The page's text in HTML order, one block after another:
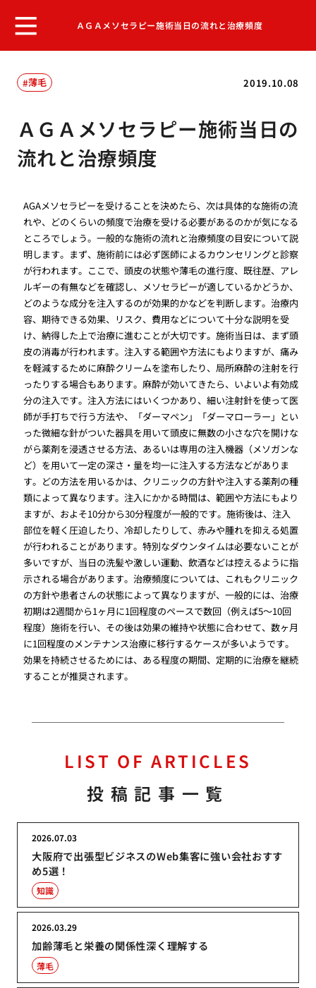
ＡＧＡメソセラピー施術当日の流れと治療頻度
2019.10.08
薄毛
ＡＧＡメソセラピー施術当日の
流れと治療頻度
AGAメソセラピーを受けることを決めたら、次は具体的な施術の流
れや、どのくらいの頻度で治療を受ける必要があるのかが気になる
ところでしょう。一般的な施術の流れと治療頻度の目安について説
明します。まず、施術前には必ず医師によるカウンセリングと診察
が行われます。ここで、頭皮の状態や薄毛の進行度、既往歴、アレ
ルギーの有無などを確認し、メソセラピーが適しているかどうか、
どのような成分を注入するのが効果的かなどを判断します。治療内
容、期待できる効果、リスク、費用などについて十分な説明を受
け、納得した上で治療に進むことが大切です。施術当日は、まず頭
皮の消毒が行われます。注入する範囲や方法にもよりますが、痛み
を軽減するために麻酔クリームを塗布したり、局所麻酔の注射を行
ったりする場合もあります。麻酔が効いてきたら、いよいよ有効成
分の注入です。注入方法にはいくつかあり、細い注射針を使って医
師が手打ちで行う方法や、「ダーマペン」「ダーマローラー」とい
った微細な針がついた器具を用いて頭皮に無数の小さな穴を開けな
がら薬剤を浸透させる方法、あるいは専用の注入機器（メソガンな
ど）を用いて一定の深さ・量を均一に注入する方法などがありま
す。どの方法を用いるかは、クリニックの方針や注入する薬剤の種
類によって異なります。注入にかかる時間は、範囲や方法にもより
ますが、およそ10分から30分程度が一般的です。施術後は、注入
部位を軽く圧迫したり、冷却したりして、赤みや腫れを抑える処置
が行われることがあります。特別なダウンタイムは必要ないことが
多いですが、当日の洗髪や激しい運動、飲酒などは控えるように指
示される場合があります。治療頻度については、これもクリニック
の方針や患者さんの状態によって異なりますが、一般的には、治療
初期は2週間から1ヶ月に1回程度のペースで数回（例えば5〜10回
程度）施術を行い、その後は効果の維持や状態に合わせて、数ヶ月
に1回程度のメンテナンス治療に移行するケースが多いようです。
効果を持続させるためには、ある程度の期間、定期的に治療を継続
することが推奨されます。
LIST OF ARTICLES
投稿記事一覧
大阪府で出張型ビジネスのWeb集客に強い会社おすす
め5選！
2026.07.03
知識
加齢薄毛と栄養の関係性深く理解する
2026.03.29
薄毛